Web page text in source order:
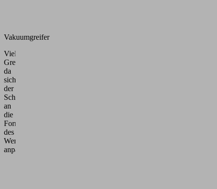
Vakuumgreifer
Vielseitiger
Greifer,
da
sich
der
Schaumstoff
an
die
Form
des
Werkstücks
anpasst.